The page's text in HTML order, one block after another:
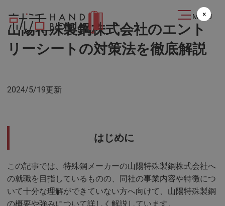
MENU
山陽特殊製鋼株式会社のエント
リーシートの対策法を徹底解説
2024/5/19更新
はじめに
この記事では、特殊鋼メーカーの山陽特殊製鋼株式会社へ
の就職を目指しているものの、同社の事業内容や特徴につ
いて十分な理解ができていない方へ向けて、山陽特殊製鋼
の概要や強みについて詳しく解説しています。
×